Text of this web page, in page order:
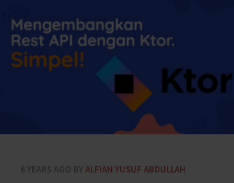
6 YEARS AGO BY ALFIAN YUSUF ABDULLAH